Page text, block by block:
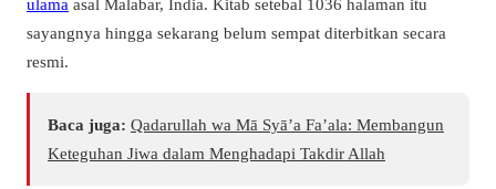
sayangnya hingga sekarang belum sempat diterbitkan secara
resmi.
Baca juga: Qadarullah wa Mā Syā’a Fa’ala: Membangun
Keteguhan Jiwa dalam Menghadapi Takdir Allah